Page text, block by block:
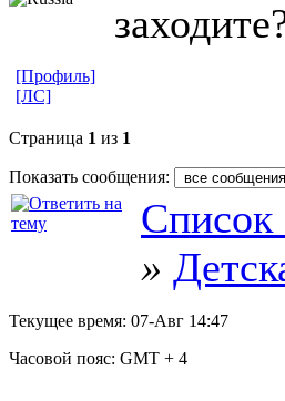
[Профиль]
[ЛС]
Страница 1 из 1
Показать сообщения:
Список
»
Текущее время: 07-Авг 14:47
Часовой пояс: GMT + 4